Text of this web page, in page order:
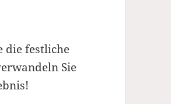
die festliche
Sie